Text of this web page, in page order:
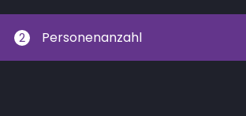
2 Personenanzahl